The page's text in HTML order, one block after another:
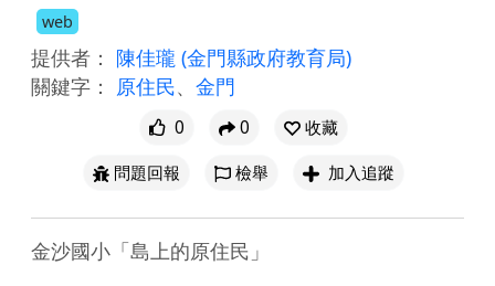
web
提供者： 陳佳瓏 (金門縣政府教育局)
關鍵字：
原住民、 金門
0 0
收藏
問題回報
檢舉 加入追蹤
金沙國小「島上的原住民」